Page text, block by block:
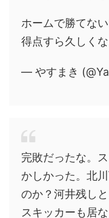
ホームで勝てな
得点すら久しくな
— やすまき
完敗だったな。
かしかった。北
のか？河井残し
スキッカーも居